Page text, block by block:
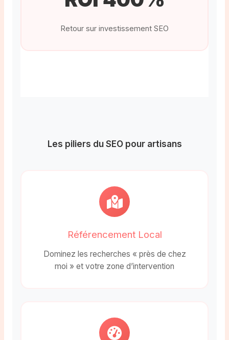
Retour sur investissement SEO
Les piliers du SEO pour artisans
Référencement Local
Dominez les recherches « près de chez
moi » et votre zone d’intervention